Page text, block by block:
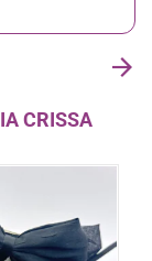
CRISSA